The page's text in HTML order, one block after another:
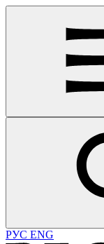
РУС ENG